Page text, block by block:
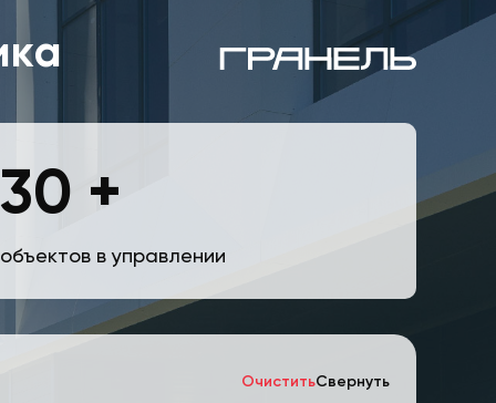
30 +
объектов в управлении
ОчиститьСвернуть